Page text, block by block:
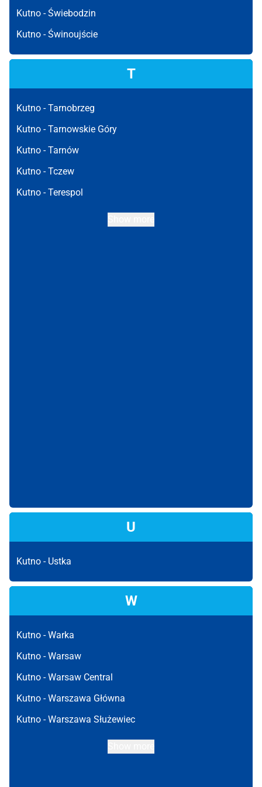
Kutno -Świebodzin
Kutno -Świnoujście
T
Kutno -Tarnobrzeg
Kutno -Tarnowskie Góry
Kutno -Tarnów
Kutno -Tczew
Kutno -Terespol
U
Kutno - Ustka
W
Kutno -Warka
Kutno -Warsaw
Kutno -Warsaw Central
Kutno -Warszawa Główna
Kutno -Warszawa Służewiec